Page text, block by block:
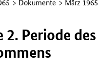
Dokumente März 1965
Periode des